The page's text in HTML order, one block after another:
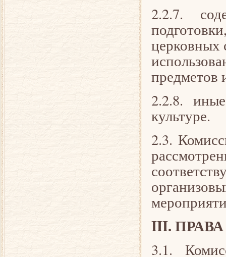
2.2.7.
церковных
предметов
2.2.8.
культуре.
2.3.
III.
3.1.